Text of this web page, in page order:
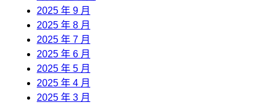
2025 年 9 月
2025 年 8 月
2025 年 7 月
2025 年 6 月
2025 年 5 月
2025 年 4 月
2025 年 3 月